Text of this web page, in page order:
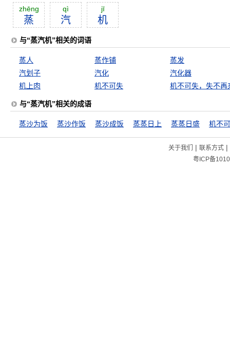
zhēng
蒸
qì
汽
jī
机
与“蒸汽机”相关的词语
蒸人 蒸作铺
蒸发
汽划子
汽化
汽化器
机上肉
机不可失 机不可失，失不再
与“蒸汽机”相关的成语
蒸沙为饭 蒸沙作饭 蒸沙成饭 蒸蒸日上 蒸蒸日盛 机不
关于我们 | 联系方式|
粤ICP备